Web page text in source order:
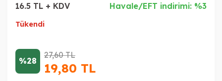
16.5 TL + KDV
Havale/EFT indirimi: %3
Tükendi
%28
27,60TL
19,80 TL